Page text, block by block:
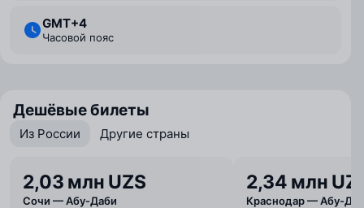
GMT+4
Часовой пояс
Дешёвые билеты
Из России Другие страны
2,03 млн UZS
Сочи — Абу-Даби
2,34 млн
Краснодар — Абу-